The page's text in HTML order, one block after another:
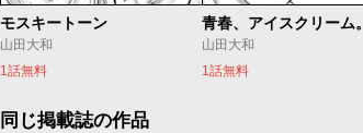
モスキートーン
山田大和
1話無料
青春、アイスクリーム。
山田大和
1話無料
同じ掲載誌の作品